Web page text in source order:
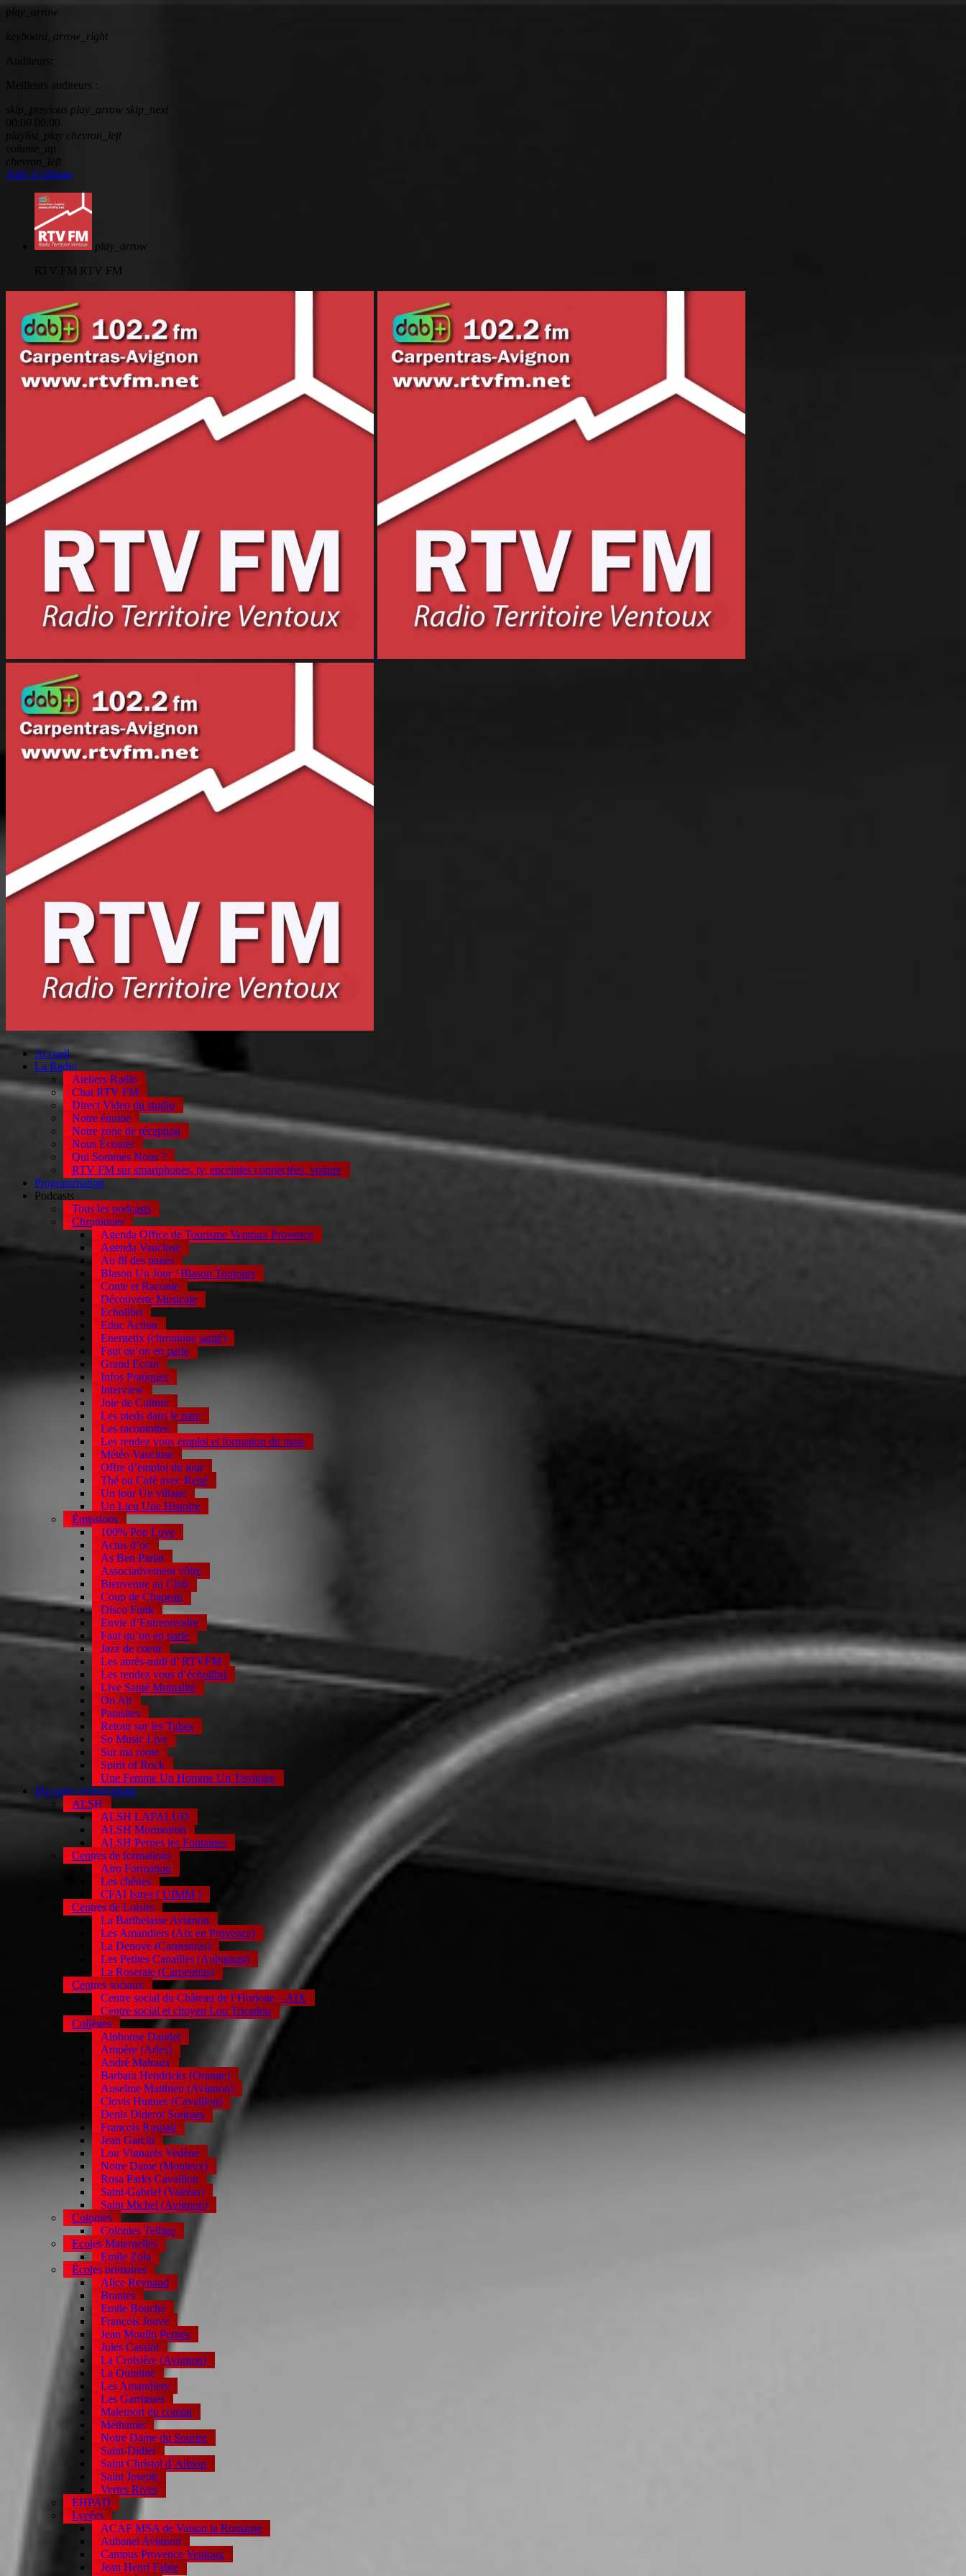
play_arrow
keyboard_arrow_right
Auditeurs:
Meilleurs auditeurs :
skip_previous play_arrow skip_next
00:00
00:00
playlist_play chevron_left
chevron_left
Aller à l'album
play_arrow
RTV FM RTV FM
Accueil
La Radio
Ateliers Radio
Chat RTV FM
Direct Video du studio
Notre équipe
Notre zone de réception
Nous Écouter
Qui Sommes Nous ?
RTV FM sur smartphones, tv, enceintes connectées, voiture
Programmation
Podcasts
Tous les podcasts
Chroniques
Agenda Office de Tourisme Ventoux Provence
Agenda Vaucluse
Au fil des pages
Blason Un Jour / Blason Toujours
Conte et Raconte
Découverte Musicale
Echolibri
Educ Action
Energetix (chronique santé)
Faut qu’on en parle
Grand Ecran
Infos Pratiques
Interview
Joie de Culture
Les pieds dans le parc
Les racontottes
Les rendez vous emploi et formation du mois
Météo Vaucluse
Offre d’emploi du jour
Thé ou Café avec René
Un jour Un village
Un Lieu Une Histoire
Émissions
100% Pop Love
Actus d’oc
As Ben Parlat
Associativement vôtre
Bienvenue au Club
Coup de Chapeau
Disco Funk
Envie d’Entreprendre
Faut qu’on en parle
Jazz de coeur
Les après-midi d’ RTVFM
Les rendez vous d’écholibri
Live Santé Mutualité
On Air
Parasites
Retour sur les Tubes
So Music Live
Sur ma route
Spirit of Rock
Une Femme Un Homme Un Territoire
Ma radio pédagogique
ALSH
ALSH LAPALUD
ALSH Mormoiron
ALSH Pernes les Fontaines
Centres de formations
Airo Formation
Les chênes
CFAI Istres ( UIMM )
Centres de Loisirs
La Barthelasse Avignon
Les Amandiers (Aix en Provence)
La Denove (Carpentras)
Les Petites Canailles (Aubignan)
La Roseraie (Carpentras)
Centres sociaux
Centre social du Château de l’Horloge – AIX
Centre social et citoyen Lou Tricadou
Collèges
Alphonse Daudet
Ampère (Arles)
André Malraux
Barbara Hendricks (Orange)
Anselme Matthieu (Avignon)
Clovis Hugues (Cavaillon)
Denis Diderot Sorgues
François Raspail
Jean Garcin
Lou Vignarès Vedène
Notre Dame (Monteux)
Rosa Parks Cavaillon
Saint-Gabriel (Valréas)
Saint Michel (Avignon)
Colonies
Colonies Telligo
Ecoles Maternelles
Emile Zola
Écoles primaires
Alice Reynaud
Brantes
Emile Bouche
François Jouve
Jean Moulin Pernes
Jules Cassini
La Croisière (Avignon)
La Quintine
Les Amandiers
Les Garrigues
Malemort du comtat
Méthamis
Notre Dame du Sourire
Saint-Didier
Saint Christol d’Albion
Saint Joseph
Vertes Rives
EHPAD
Lycées
ACAF MSA de Vaison la Romaine
Aubanel Avignon
Campus Provence Ventoux
Jean Henri Fabre